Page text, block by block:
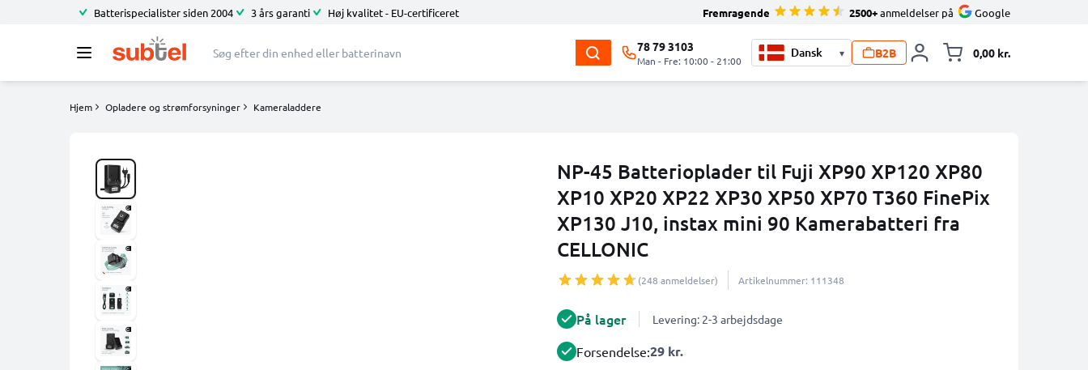
Batterispecialister siden 2004 3 års garanti Høj kvalitet - EU-certificeret Fremragende 2500+anmeldelser på Google
78 79 3103
Man - Fre: 10:00 - 21:00
▾ B2B 0,00 kr.
Hjem Opladere og strømforsyninger Kameraladdere
NP-45 Batterioplader til Fuji XP90 XP120 XP80
XP10 XP20 XP22 XP30 XP50 XP70 T360 FinePix
XP130 J10, instax mini 90 Kamerabatteri fra
CELLONIC
(248 anmeldelser) Artikelnummer: 111348
På lager Levering: 2-3 arbejdsdage
Forsendelse:29 kr.